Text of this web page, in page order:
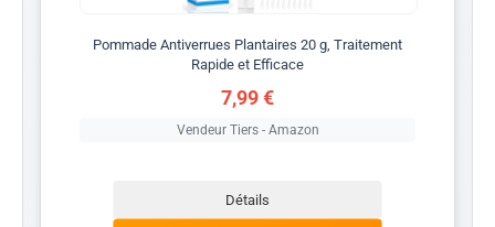
Pommade Antiverrues Plantaires 20 g, Traitement
Rapide et Efficace
7,99 €
Vendeur Tiers - Amazon
Détails